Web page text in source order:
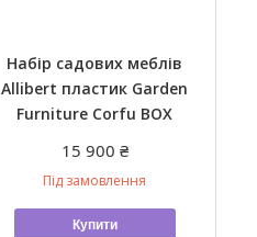
Набір садових меблів
Allibert пластик Garden
Furniture Corfu BOX
15 900 ₴
Під замовлення
Купити